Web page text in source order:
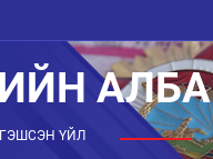
АЛБА
ҮЙЛ